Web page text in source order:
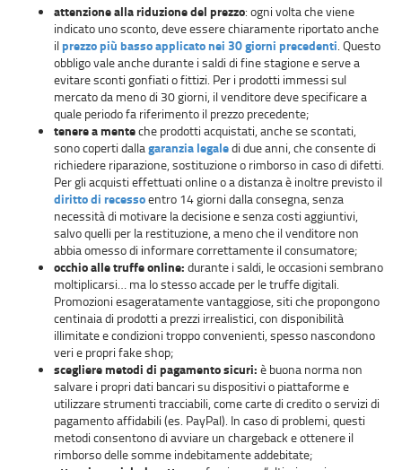
attenzione alla riduzione del prezzo: ogni volta che viene
indicato uno sconto, deve essere chiaramente riportato anche
ilprezzo più basso applicato nei 30 giorni precedenti . Questo
obbligo vale anche durante i saldi di fine stagione e serve a
evitare sconti gonfiati o fittizi. Per i prodotti immessi sul
mercato da meno di 30 giorni, il venditore deve specificare a
quale periodo fa riferimento il prezzo precedente;
tenere a menteche prodotti acquistati, anche se scontati,
sono coperti dalla garanzia legaledi due anni, che consente di
richiedere riparazione, sostituzione o rimborso in caso di difetti.
Per gli acquisti effettuati online o a distanza è inoltre previsto il
diritto di recessoentro 14 giorni dalla consegna, senza
necessità di motivare la decisione e senza costi aggiuntivi,
salvo quelli per la restituzione, a meno che il venditore non
abbia omesso di informare correttamente il consumatore;
occhio alle truffe online: durante i saldi, le occasioni sembrano
moltiplicarsi… ma lo stesso accade per le truffe digitali.
Promozioni esageratamente vantaggiose, siti che propongono
centinaia di prodotti a prezzi irrealistici, con disponibilità
illimitate e condizioni troppo convenienti, spesso nascondono
veri e propri fake shop;
scegliere metodi di pagamento sicuri: è buona norma non
salvare i propri dati bancari su dispositivi o piattaforme e
utilizzare strumenti tracciabili, come carte di credito o servizi di
pagamento affidabili (es. PayPal). In caso di problemi, questi
metodi consentono di avviare un chargeback e ottenere il
rimborso delle somme indebitamente addebitate;